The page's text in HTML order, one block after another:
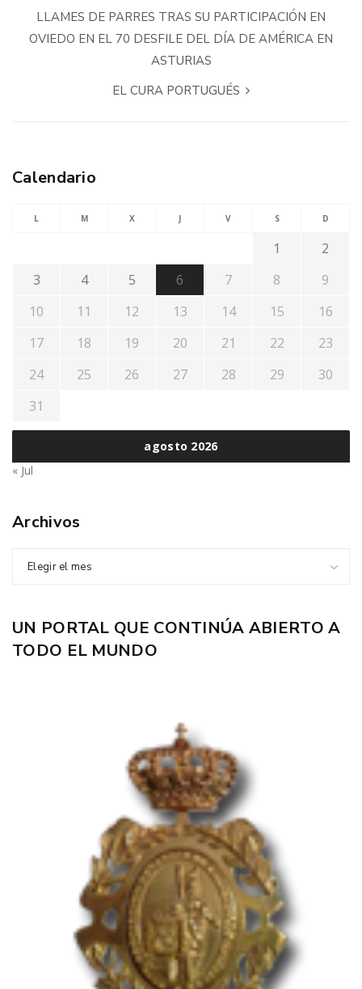
LLAMES DE PARRES TRAS SU PARTICIPACIÓN EN
OVIEDO EN EL 70 DESFILE DEL DÍA DE AMÉRICA EN
ASTURIAS
EL CURA PORTUGUÉS
Calendario
agosto 2026
L M X J V S D
1
2
3
4 5 6 7 8
9
10
11 12 13 14 15
16
17
18 19 20 21 22
23
24
25 26 27 28 29
30
31
« Jul
Archivos
Elegir el mes
UN PORTAL QUE CONTINÚA ABIERTO A
TODO EL MUNDO